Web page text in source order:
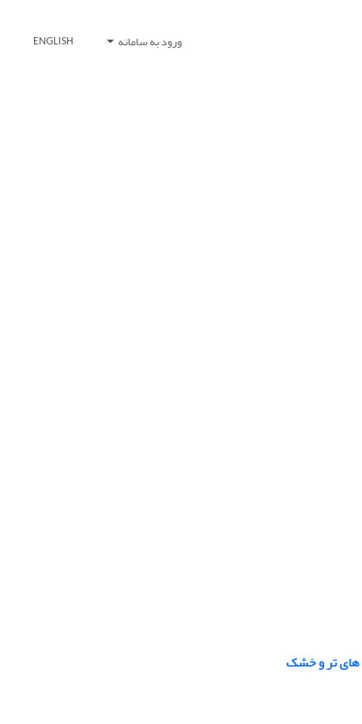
ورود به سامانه ENGLISH
های تر و خشک